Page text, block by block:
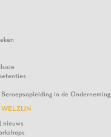
in de Onderneming
nieuws